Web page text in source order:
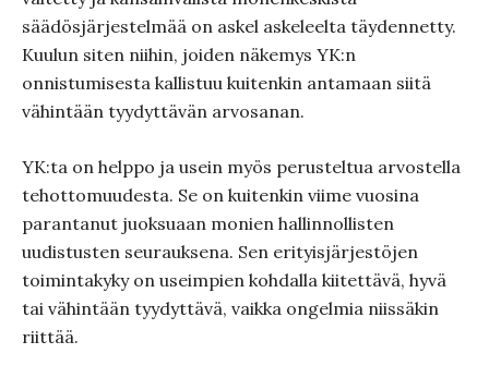
säädösjärjestelmää on askel askeleelta täydennetty.
Kuulun siten niihin, joiden näkemys YK:n
onnistumisesta kallistuu kuitenkin antamaan siitä
vähintään tyydyttävän arvosanan.
YK:ta on helppo ja usein myös perusteltua arvostella
tehottomuudesta. Se on kuitenkin viime vuosina
parantanut juoksuaan monien hallinnollisten
uudistusten seurauksena. Sen erityisjärjestöjen
toimintakyky on useimpien kohdalla kiitettävä, hyvä
tai vähintään tyydyttävä, vaikka ongelmia niissäkin
riittää.